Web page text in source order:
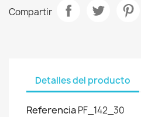
Compartir
Detalles del producto
ReferenciaPF_142_30